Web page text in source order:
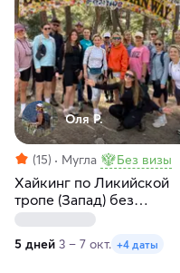
Оля Р.
(15) Мугла Без визы
Хайкинг по Ликийской
тропе (Запад) без
рюкзаков с отелями
5 дней 3 – 7 окт. +4 даты